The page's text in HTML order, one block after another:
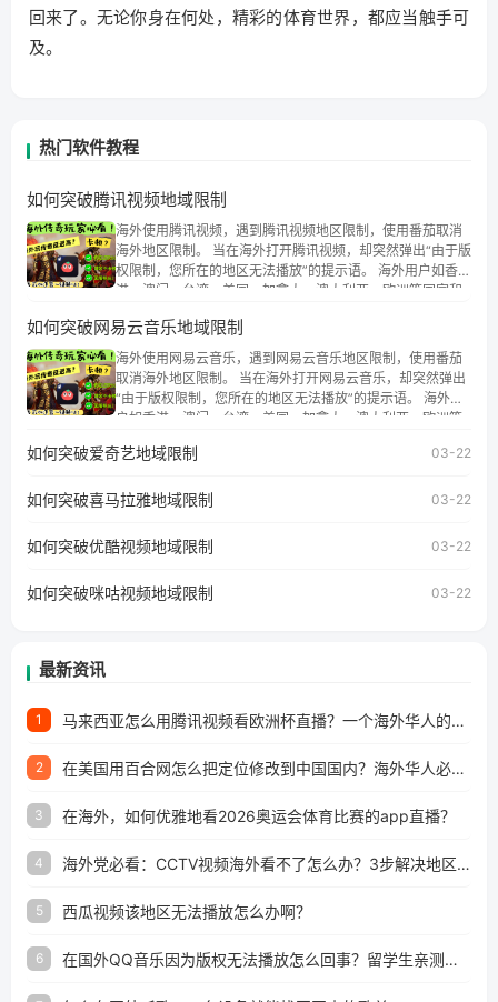
回来了。无论你身在何处，精彩的体育世界，都应当触手可
及。
热门软件教程
如何突破腾讯视频地域限制
海外使用腾讯视频，遇到腾讯视频地区限制，使用番茄取消
海外地区限制。 当在海外打开腾讯视频，却突然弹出“由于版
权限制，您所在的地区无法播放”的提示语。 海外用户如香
港、澳门、台湾、美国、加拿大、澳大利亚、欧洲等国家和
权限制问题，且仅能在中国大陆地区播放。 遇到这个问题的
朋友们，使用番茄回国加速器，即可解决「海外用户收听腾
讯视频地区版权限制」的问题，无论人在香港、澳门、台
湾、美国、加拿大、澳大利亚、欧洲等国家和地区工作、留
学、定居等，都可以使用，不再因地区和版权限制所困扰。
如何突破网易云音乐地域限制
海外使用网易云音乐，遇到网易云音乐地区限制，使用番茄
取消海外地区限制。 当在海外打开网易云音乐，却突然弹出
“由于版权限制，您所在的地区无法播放”的提示语。 海外用
户如香港、澳门、台湾、美国、加拿大、澳大利亚、欧洲等
地区及版权限制问题，且仅能在中国大陆地区播放。 遇到这
户收听网易云音乐地区版权限制」的问题，无论人在香港、
工作、留学、定居等，都可以使用，不再因地区和版权限制
所困扰。
如何突破爱奇艺地域限制 03-22
如何突破喜马拉雅地域限制 03-22
如何突破优酷视频地域限制 03-22
如何突破咪咕视频地域限制 03-22
最新资讯
1 马来西亚怎么用腾讯视频看欧洲杯直播？一个海外华人的真实困扰与破解
2 在美国用百合网怎么把定位修改到中国国内？海外华人必备的回国加速指南
3 在海外，如何优雅地看2026奥运会体育比赛的app直播？
4 海外党必看：CCTV视频海外看不了怎么办？3步解决地区限制+追剧自由
5 西瓜视频该地区无法播放怎么办啊？
6 在国外QQ音乐因为版权无法播放怎么回事？留学生亲测有效的解决办法